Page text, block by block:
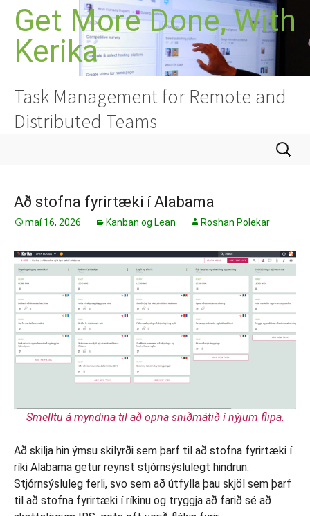
HoppaGet More Done, With
Kerika
Task Management for Remote and
Distributed Teams
Leita
að:
Að stofna fyrirtæki í Alabama
maí 16, 2026 Kanban og Lean Roshan Polekar
Smelltu á myndina til að opna sniðmátið í nýjum flipa.
Að skilja hin ýmsu skilyrði sem þarf til að stofna fyrirtæki í
ríki Alabama getur reynst stjórnsýslulegt hindrun.
Stjórnsýsluleg ferli, svo sem að útfylla þau skjöl sem þarf
til að stofna fyrirtæki í ríkinu og tryggja að farið sé að